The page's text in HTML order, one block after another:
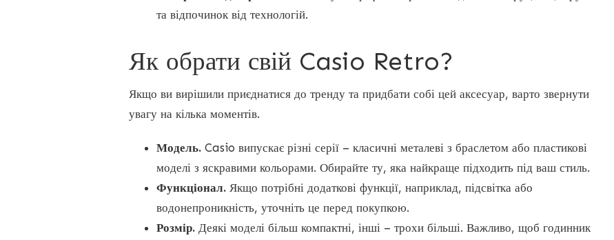
та відпочинок від технологій.
Як обрати свій Casio Retro?
Якщо ви вирішили приєднатися до тренду та придбати собі цей аксесуар, варто звернути
увагу на кілька моментів.
Модель. Casio випускає різні серії – класичні металеві з браслетом або пластикові
моделі з яскравими кольорами. Обирайте ту, яка найкраще підходить під ваш стиль.
Функціонал. Якщо потрібні додаткові функції, наприклад, підсвітка або
водонепроникність, уточніть це перед покупкою.
Розмір. Деякі моделі більш компактні, інші – трохи більші. Важливо, щоб годинник